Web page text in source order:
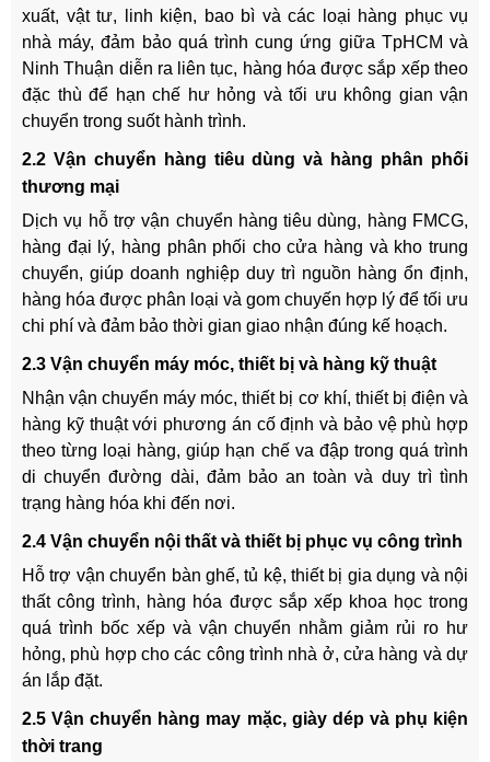
xuất, vật tư, linh kiện, bao bì và các loại hàng phục vụ
nhà máy, đảm bảo quá trình cung ứng giữa TpHCM và
Ninh Thuận diễn ra liên tục, hàng hóa được sắp xếp theo
đặc thù để hạn chế hư hỏng và tối ưu không gian vận
chuyển trong suốt hành trình.
2.2 Vận chuyển hàng tiêu dùng và hàng phân phối
thương mại
Dịch vụ hỗ trợ vận chuyển hàng tiêu dùng, hàng FMCG,
hàng đại lý, hàng phân phối cho cửa hàng và kho trung
chuyển, giúp doanh nghiệp duy trì nguồn hàng ổn định,
hàng hóa được phân loại và gom chuyến hợp lý để tối ưu
chi phí và đảm bảo thời gian giao nhận đúng kế hoạch.
2.3 Vận chuyển máy móc, thiết bị và hàng kỹ thuật
Nhận vận chuyển máy móc, thiết bị cơ khí, thiết bị điện và
hàng kỹ thuật với phương án cố định và bảo vệ phù hợp
theo từng loại hàng, giúp hạn chế va đập trong quá trình
di chuyển đường dài, đảm bảo an toàn và duy trì tình
trạng hàng hóa khi đến nơi.
2.4 Vận chuyển nội thất và thiết bị phục vụ công trình
Hỗ trợ vận chuyển bàn ghế, tủ kệ, thiết bị gia dụng và nội
thất công trình, hàng hóa được sắp xếp khoa học trong
quá trình bốc xếp và vận chuyển nhằm giảm rủi ro hư
hỏng, phù hợp cho các công trình nhà ở, cửa hàng và dự
án lắp đặt.
2.5 Vận chuyển hàng may mặc, giày dép và phụ kiện
thời trang